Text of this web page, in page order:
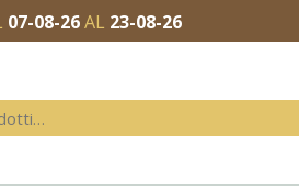
07-08-26AL 23-08-26